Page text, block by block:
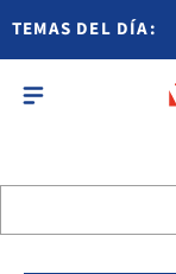
TEMAS DEL DÍA: